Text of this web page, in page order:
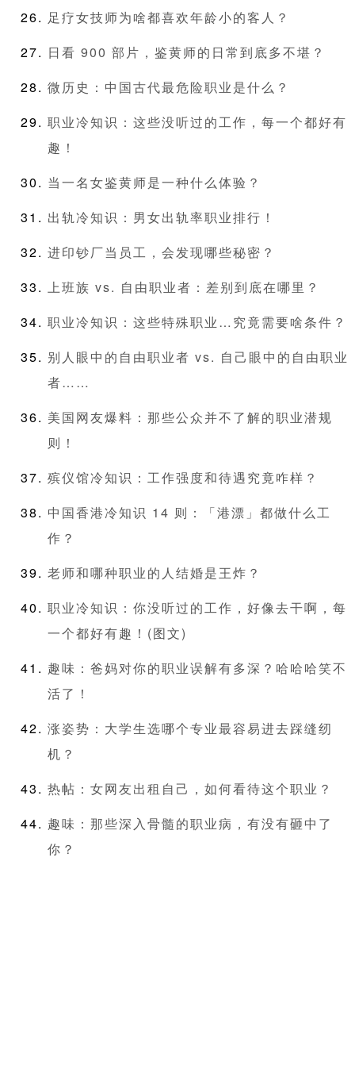
足疗女技师为啥都喜欢年龄小的客人？
日看 900 部片，鉴黄师的日常到底多不堪？
微历史：中国古代最危险职业是什么？
职业冷知识：这些没听过的工作，每一个都好有
趣！
当一名女鉴黄师是一种什么体验？
出轨冷知识：男女出轨率职业排行！
进印钞厂当员工，会发现哪些秘密？
上班族 vs. 自由职业者：差别到底在哪里？
职业冷知识：这些特殊职业…究竟需要啥条件？
别人眼中的自由职业者 vs. 自己眼中的自由职业
者……
美国网友爆料：那些公众并不了解的职业潜规
则！
殡仪馆冷知识：工作强度和待遇究竟咋样？
中国香港冷知识 14 则：「港漂」都做什么工
作？
老师和哪种职业的人结婚是王炸？
职业冷知识：你没听过的工作，好像去干啊，每
一个都好有趣！(图文)
趣味：爸妈对你的职业误解有多深？哈哈哈笑不
活了！
涨姿势：大学生选哪个专业最容易进去踩缝纫
机？
热帖：女网友出租自己，如何看待这个职业？
趣味：那些深入骨髓的职业病，有没有砸中了
你？